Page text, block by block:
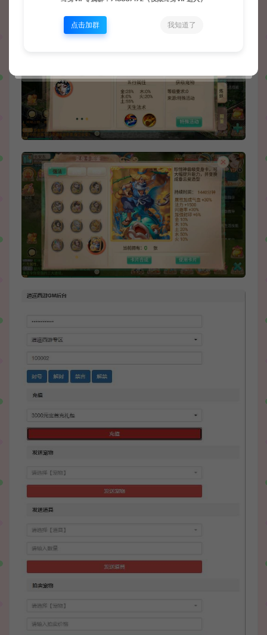
点击加群 我知道了